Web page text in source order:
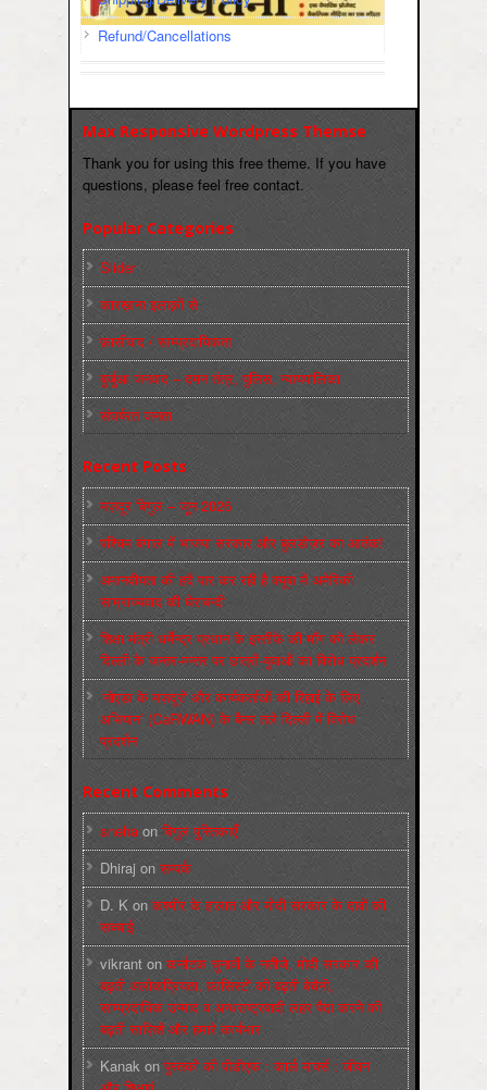
Refund/Cancellations
Max Responsive Wordpress Themse
Thank you for using this free theme. If you have
questions, please feel free contact.
Popular Categories
Slider
कारख़ाना इलाक़ों से
फ़ासीवाद / साम्‍प्रदायिकता
बुर्जुआ जनवाद – दमन तंत्र, पुलिस, न्‍यायपालिका
संघर्षरत जनता
Recent Posts
मज़दूर बिगुल – जून 2026
पश्चिम बंगाल में भाजपा सरकार और बुलडोज़र का आतंक!
अमानवीयता की हदें पार कर रही है क्यूबा में अमेरिकी
साम्राज्यवाद की घेराबन्दी
शिक्षा मंत्री धर्मेन्द्र प्रधान के इस्तीफ़े की माँग को लेकर
दिल्ली के जन्तर-मन्तर पर छात्रों-युवाओं का विरोध प्रदर्शन
‘नोएडा के मज़दूरों और कार्यकर्ताओं की रिहाई के लिए
अभियान’ (CaRWAN) के बैनर तले दिल्ली में विरोध
प्रदर्शन
Recent Comments
sneha on बिगुल पुस्तिकाएँ
Dhiraj on सम्पर्क
D. K on कश्मीर के हालात और मोदी सरकार के दावों की
सच्चाई
vikrant onकर्नाटक चुनावों के नतीजे, मोदी सरकार की
बढ़ती अलोकप्रियता, फ़ासिस्टों की बढ़ती बेचैनी,
साम्प्रदायिक उन्माद व अन्धराष्ट्रवादी लहर पैदा करने की
बढ़ती साज़िशें और हमारे कार्यभार
Kanak onपुस्‍तकों की पीडीएफ : कार्ल मार्क्‍स : जीवन